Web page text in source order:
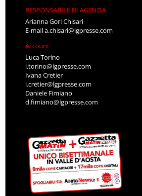
RESPONSABILE DI AGENZIA
Arianna Gori Chisari
E-maila.chisari@lgpresse.com
Account
Luca Torino
l.torino@lgpresse.com
Ivana Cretier
i.cretier@lgpresse.com
Daniele Fimiano
d.fimiano@lgpresse.com